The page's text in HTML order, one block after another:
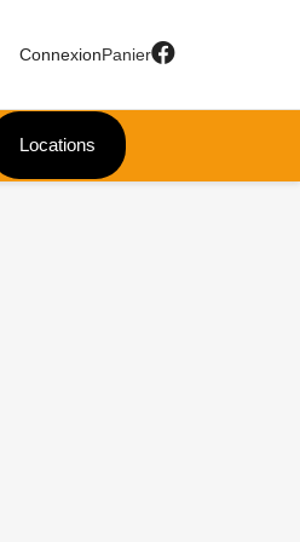
ConnexionPanier
Locations